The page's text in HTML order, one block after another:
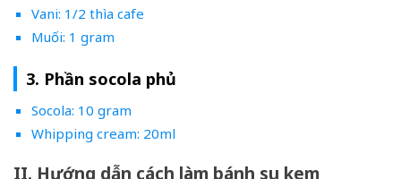
Vani: 1/2 thìa cafe
Muối: 1 gram
3. Phần socola phủ
Socola: 10 gram
Whipping cream: 20ml
II. Hướng dẫn cách làm bánh su kem